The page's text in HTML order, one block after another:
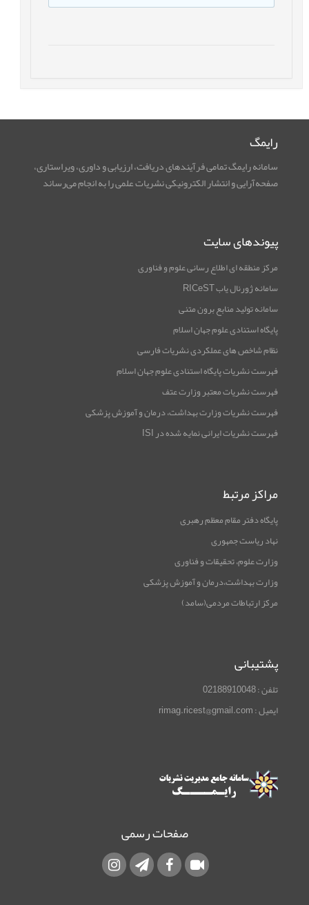
رایمگ
سامانه رایمگ تمامی فرآیندهای دریافت، ارزیابی و داوری، ویراستاری،
صفحه‌آرایی و انتشار الکترونیکی نشریات علمی را به انجام می‌رساند
پیوندهای سایت
مرکز منطقه ای اطلاع رسانی علوم و فناوری
سامانه ژورنال یاب RICeST
سامانه تولید منابع برون متنی
پایگاه استنادی علوم جهان اسلام
نظام شاخص های عملکردی نشریات فارسی
فهرست نشریات پایگاه استنادی علوم جهان اسلام
فهرست نشریات معتبر وزارت عتف
فهرست نشریات وزارت بهداشت، درمان و آموزش پزشکی
فهرست نشریات ایرانی نمایه شده در ISI
مراکز مرتبط
پایگاه دفتر مقام معظم رهبری
نهاد ریاست جمهوری
وزارت علوم، تحقیقات و فناوری
وزارت بهداشت،درمان و آموزش پزشکی
مرکز ارتباطات مردمی(سامد)
پشتیبانی
تلفن : 02188910048
ایمیل : rimag.ricest@gmail.com
صفحات رسمی